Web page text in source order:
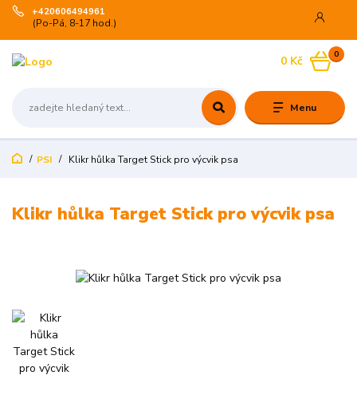
Menu
+420606494961
(Po-Pá, 8-17 hod.)
0
0 Kč
PSI Klikr hůlka Target Stick pro výcvik psa
Klikr hůlka Target Stick pro výcvik psa